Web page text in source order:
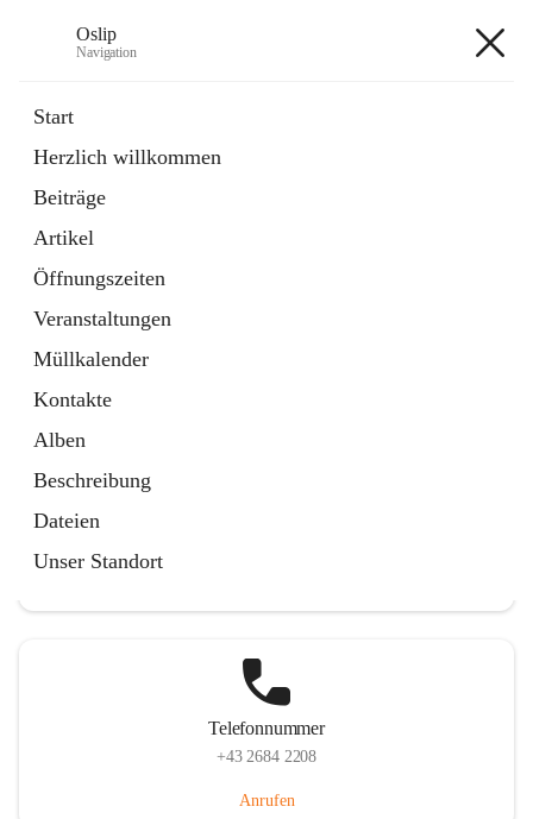
Oslip
Navigation
Start
Herzlich willkommen
Beiträge
Artikel
Öffnungszeiten
Veranstaltungen
Müllkalender
Kontakte
Alben
Beschreibung
Dateien
Unser Standort
Externe Webseite
in
Tab
Bundeskanzleramt Österreich
Externe Webseite
öffnet
in
neuem
Tab
Telefonnummer
+43 2684 2208
Anrufen